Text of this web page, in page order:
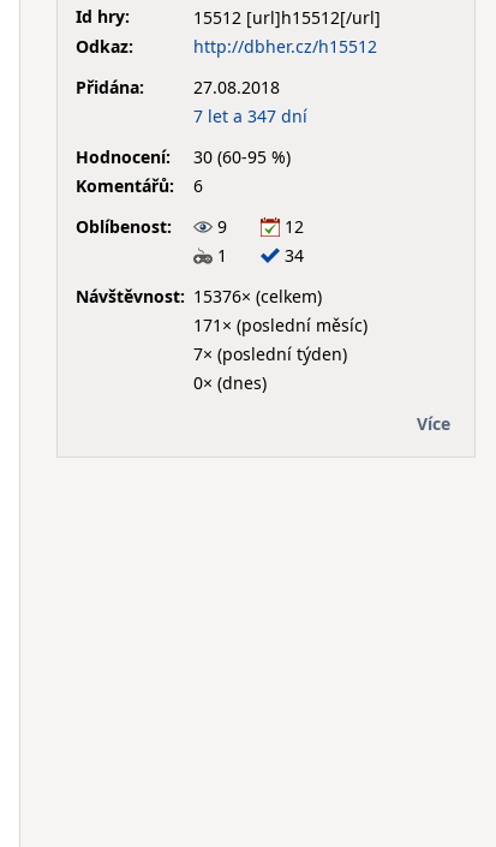
Id hry:
15512
Odkaz:
http://dbher.cz/h15512
Přidána:
27.08.2018
7 let a 347 dní
Hodnocení:
30 (60-95 %)
Komentářů:
6
Oblíbenost:
9
12
1
34
Návštěvnost: 15376× (celkem)
171× (poslední měsíc)
7× (poslední týden)
0× (dnes)
Více